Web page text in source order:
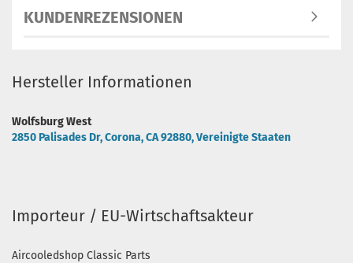
KUNDENREZENSIONEN
Hersteller Informationen
Wolfsburg West
2850 Palisades Dr, Corona, CA 92880, Vereinigte Staaten
Importeur / EU-Wirtschaftsakteur
Aircooledshop Classic Parts